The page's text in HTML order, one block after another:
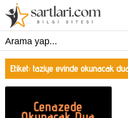
Etiket: taziye evinde okunacak